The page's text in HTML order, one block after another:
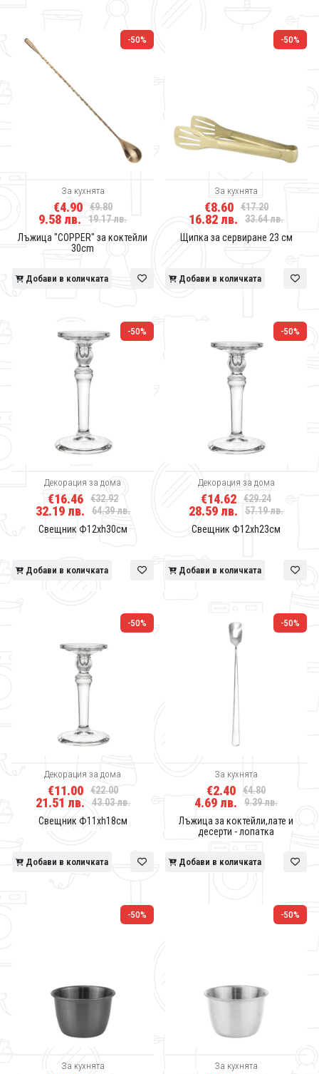
-50%
За кухнята
€4.90 €9.80
9.58 лв.
19.17 лв.
Лъжица "COPPER" за коктейли
30cm
Добави в количката
-50%
За кухнята
€8.60 €17.20
16.82 лв.
33.64 лв.
Щипка за сервиране 23 см
Добави в количката
-50%
Декорация за дома
€16.46 €32.92
32.19 лв.
64.39 лв.
Свещник Ф12хh30см
Добави в количката
-50%
Декорация за дома
€14.62 €29.24
28.59 лв.
57.19 лв.
Свещник Ф12хh23см
Добави в количката
-50%
Декорация за дома
€11.00 €22.00
21.51 лв.
43.03 лв.
Свещник Ф11хh18см
Добави в количката
-50%
За кухнята
€2.40 €4.80
4.69 лв.
9.39 лв.
Лъжица за коктейли,лате и
десерти - лопатка
Добави в количката
-50%
За кухнята
-50%
За кухнята